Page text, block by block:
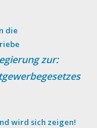
die
zur:
wird sich zeigen!